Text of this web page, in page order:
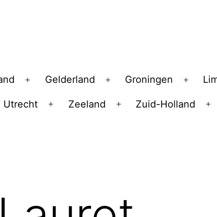
Open
menu
Gelderland
Open
menu
Groningen
Open
menu
Utrecht
Open
Zeeland
Open
Zuid-Holland